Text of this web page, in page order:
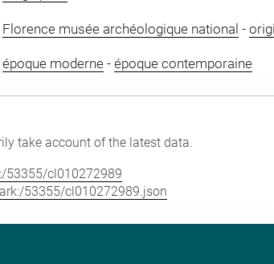
Florence musée archéologique national -
époque moderne- époque contemporaine
take account of the latest data.
53355/cl010272989
53355/cl010272989.json